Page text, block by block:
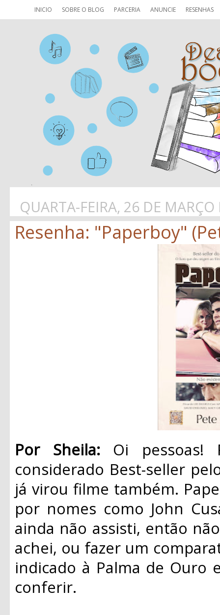
INICIO SOBRE O BLOG PARCERIA ANUNCIE RESENHAS
QUARTA-FEIRA, 26 DE
Resenha: "Paperboy"
Por Sheila:Oi pessoas!
considerado Best-seller
já virou filme também.
por nomes como John
ainda não assisti, então
achei, ou fazer um
indicado à Palma de Ouro
conferir.